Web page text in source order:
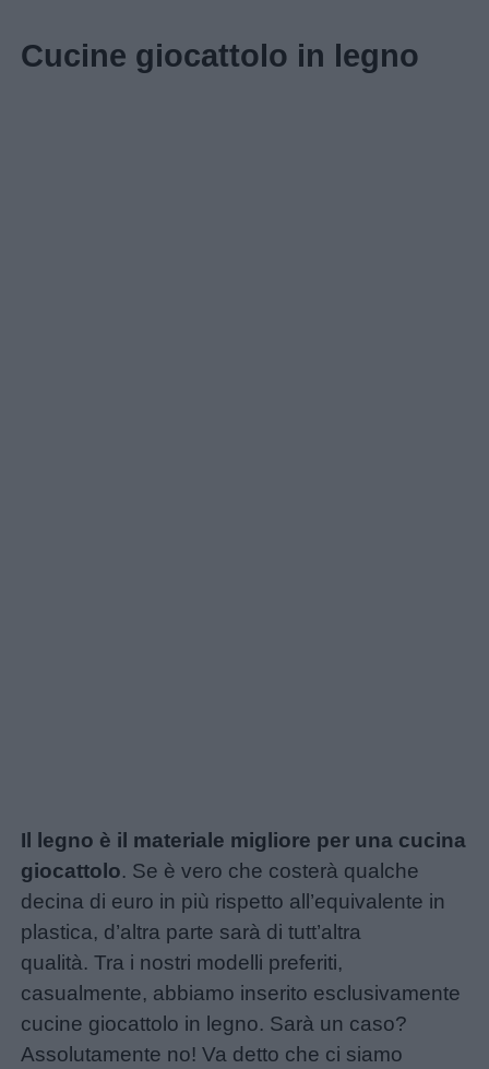
Cucine giocattolo in legno
Il legno è il materiale migliore per una cucina
giocattolo. Se è vero che costerà qualche
decina di euro in più rispetto all’equivalente in
plastica, d’altra parte sarà di tutt’altra
qualità. Tra i nostri modelli preferiti,
casualmente, abbiamo inserito esclusivamente
cucine giocattolo in legno. Sarà un caso?
Assolutamente no! Va detto che ci siamo